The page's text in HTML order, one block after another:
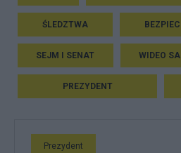
ŚLEDZTWA
SEJM I SENAT WIDEO
PREZYDENT
Prezydent